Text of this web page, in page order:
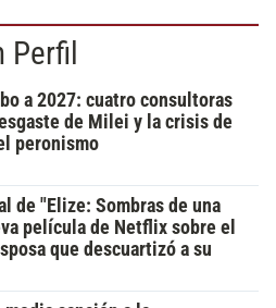
a 2027: cuatro consultoras
de Milei y la crisis de
peronismo
de "Elize: Sombras de una
película de Netflix sobre el
que descuartizó a su